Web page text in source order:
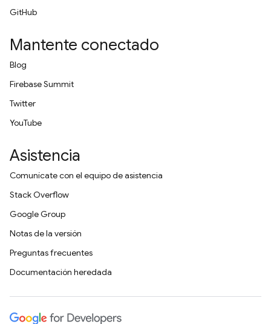
GitHub
Mantente conectado
Blog
Firebase Summit
Twitter
YouTube
Asistencia
Comunícate con el equipo de asistencia
Stack Overflow
Google Group
Notas de la versión
Preguntas frecuentes
Documentación heredada